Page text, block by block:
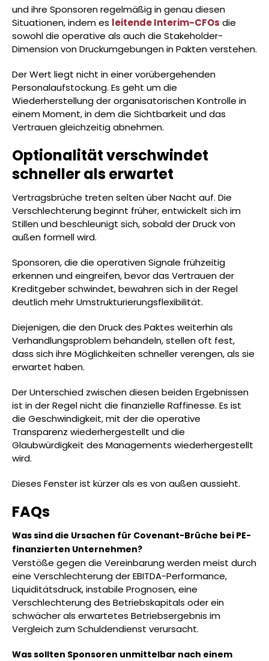
und ihre Sponsoren regelmäßig in genau diesen
Situationen, indem es leitende Interim-CFOs die
sowohl die operative als auch die Stakeholder-
Dimension von Druckumgebungen in Pakten verstehen.
Der Wert liegt nicht in einer vorübergehenden
Personalaufstockung. Es geht um die
Wiederherstellung der organisatorischen Kontrolle in
einem Moment, in dem die Sichtbarkeit und das
Vertrauen gleichzeitig abnehmen.
Optionalität verschwindet
schneller als erwartet
Vertragsbrüche treten selten über Nacht auf. Die
Verschlechterung beginnt früher, entwickelt sich im
Stillen und beschleunigt sich, sobald der Druck von
außen formell wird.
Sponsoren, die die operativen Signale frühzeitig
erkennen und eingreifen, bevor das Vertrauen der
Kreditgeber schwindet, bewahren sich in der Regel
deutlich mehr Umstrukturierungsflexibilität.
Diejenigen, die den Druck des Paktes weiterhin als
Verhandlungsproblem behandeln, stellen oft fest,
dass sich ihre Möglichkeiten schneller verengen, als sie
erwartet haben.
Der Unterschied zwischen diesen beiden Ergebnissen
ist in der Regel nicht die finanzielle Raffinesse. Es ist
die Geschwindigkeit, mit der die operative
Transparenz wiederhergestellt und die
Glaubwürdigkeit des Managements wiederhergestellt
wird.
Dieses Fenster ist kürzer als es von außen aussieht.
FAQs
Was sind die Ursachen für Covenant-Brüche bei PE-
finanzierten Unternehmen?
Verstöße gegen die Vereinbarung werden meist durch
eine Verschlechterung der EBITDA-Performance,
Liquiditätsdruck, instabile Prognosen, eine
Verschlechterung des Betriebskapitals oder ein
schwächer als erwartetes Betriebsergebnis im
Vergleich zum Schuldendienst verursacht.
Was sollten Sponsoren unmittelbar nach einem